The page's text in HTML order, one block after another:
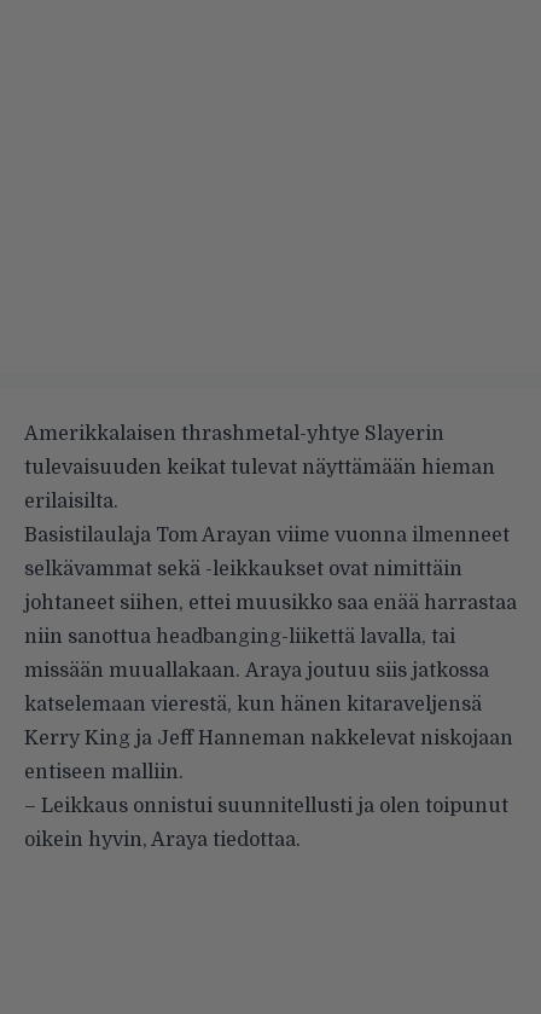
Amerikkalaisen thrashmetal-yhtye Slayerin
tulevaisuuden keikat tulevat näyttämään hieman
erilaisilta.
Basistilaulaja Tom Arayan viime vuonna ilmenneet
selkävammat sekä -leikkaukset ovat nimittäin
johtaneet siihen, ettei muusikko saa enää harrastaa
niin sanottua headbanging-liikettä lavalla, tai
missään muuallakaan. Araya joutuu siis jatkossa
katselemaan vierestä, kun hänen kitaraveljensä
Kerry King ja Jeff Hanneman nakkelevat niskojaan
entiseen malliin.
– Leikkaus onnistui suunnitellusti ja olen toipunut
oikein hyvin, Araya tiedottaa.